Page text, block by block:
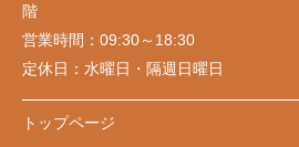
階
営業時間： 09:30～18:30
定休日： 水曜日・隔週日曜日
トップページ